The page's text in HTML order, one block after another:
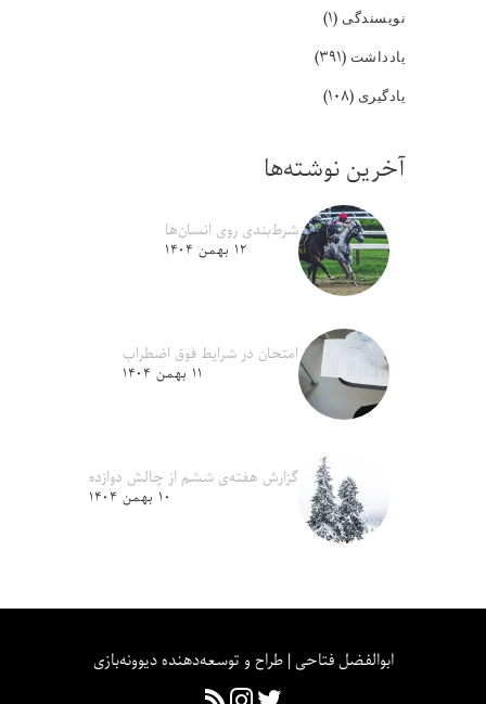
نویسندگی (۱)
یادداشت (۳۹۱)
یادگیری (۱۰۸)
آخرین نوشته‌ها
شرط‌بندی روی انسان‌ها
۱۲ بهمن ۱۴۰۴
امتحان در شرایط فوق اضطراب
۱۱ بهمن ۱۴۰۴
گزارش هفته‌ی ششم از چالش دوازده
۱۰ بهمن ۱۴۰۴
ابوالفضل فتاحی | طراح و توسعه‌دهنده دیوونه‌بازی